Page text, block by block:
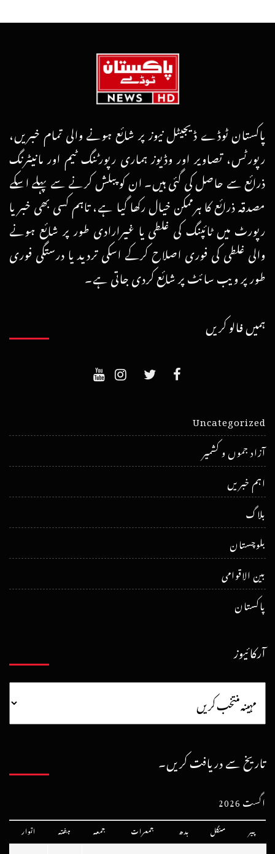
پاکستان ٹوڈے ڈیجیٹل نیوز پر شائع ہونے والی تمام خبریں،
رپورٹس، تصاویر اور وڈیوز ہماری رپورٹنگ ٹیم اور مانیٹرنگ
ذرائع سے حاصل کی گئی ہیں۔ ان کو پبلش کرنے سے پہلے اسکے
مصدقہ ذرائع کا ہرممکن خیال رکھا گیا ہے، تاہم کسی بھی خبر یا
رپورٹ میں ٹائپنگ کی غلطی یا غیرارادی طور پر شائع ہونے
والی غلطی کی فوری اصلاح کرکے اسکی تردید یا درستگی فوری
طور پر ویب سائٹ پر شائع کردی جاتی ہے۔
ہمیں فالو کریں
Uncategorized
آزاد جموں و کشمیر
اہم خبریں
بلاگ
بلوچستان
بین الاقوامی
پاکستان
آرکائیوز
تاریخ سے دریافت کریں۔
اگست 2026
پیر منگل بدھ جمعرات جمعہ ہفتہ اتوار